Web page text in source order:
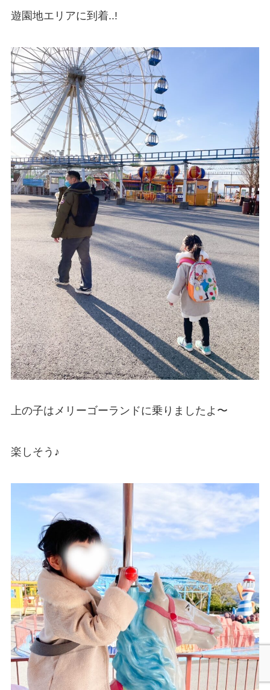
遊園地エリアに到着..!
上の子はメリーゴーランドに乗りましたよ〜
楽しそう♪